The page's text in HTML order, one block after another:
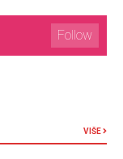
Follow
VIŠE